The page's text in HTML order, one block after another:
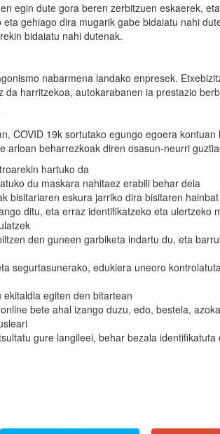
egin dute gora beren zerbitzuen eskaerek,
gehiago dira mugarik gabe bidaiatu nahi
bidaiatu nahi dutenak.
nabarmena landako enpresek.
da harritzekoa, autokarabanen ia prestazio
COVID 19k sortutako egungo egoera
arloan beharrezkoak diren osasun-neurri
hartuko da
du maskara nahitaez erabili behar dela
bisitariaren eskura jarriko dira bisitaren
ditu, eta erraz identifikatzeko eta ulertzeko
den guneen garbiketa indartu du, eta
segurtasunerako, edukiera uneoro
egiten den bitartean
bete ahal izango duzu, edo, bestela,
gure langileei, behar bezala identifikatuta